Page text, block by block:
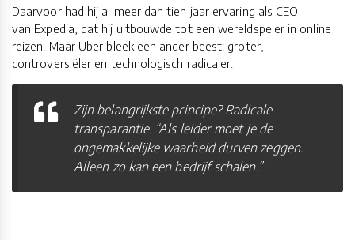
Daarvoor had hij al meer dan tien jaar ervaring als CEO
van Expedia, dat hij uitbouwde tot een wereldspeler in online
reizen. Maar Uber bleek een ander beest: groter,
controversiëler en technologisch radicaler.
Zijn belangrijkste principe? Radicale
transparantie. “Als leider moet je de
ongemakkelijke waarheid durven zeggen.
Alleen zo kan een bedrijf schalen.”